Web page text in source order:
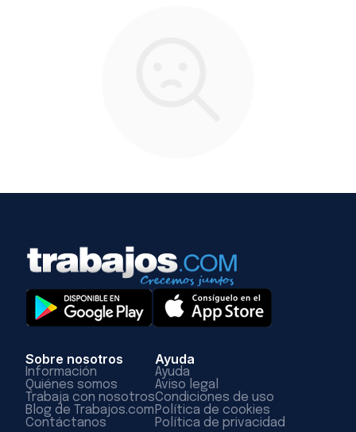
Sobre nosotros
Información
Quiénes somos
Trabaja con nosotros
Blog de Trabajos.com
Contáctanos
Ayuda
Ayuda
Aviso legal
Condiciones de uso
Política de cookies
Política de privacidad